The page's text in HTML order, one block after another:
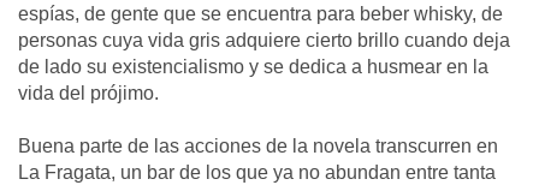
espías, de gente que se encuentra para beber whisky, de
personas cuya vida gris adquiere cierto brillo cuando deja
de lado su existencialismo y se dedica a husmear en la
vida del prójimo.
Buena parte de las acciones de la novela transcurren en
La Fragata, un bar de los que ya no abundan entre tanta